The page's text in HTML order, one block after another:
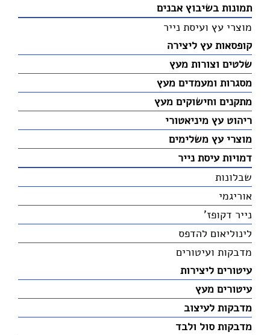
תמונות בשיבוץ אבנים
מוצרי עץ ועיסת נייר
קופסאות עץ ליצירה
שלטים וצורות מעץ
מסגרות ומעמדים מעץ
מתקנים וחישוקים מעץ
ריהוט עץ מיניאטורי
מוצרי עץ משלימים
דמויות עיסת נייר
שבלונות
אוריגמי
נייר דקופז'
לינוליאום להדפס
מדבקות ועיטורים
עיטורים ליצירות
עיטורים מעץ
מדבקות לעיצוב
מדבקות סול ולבד